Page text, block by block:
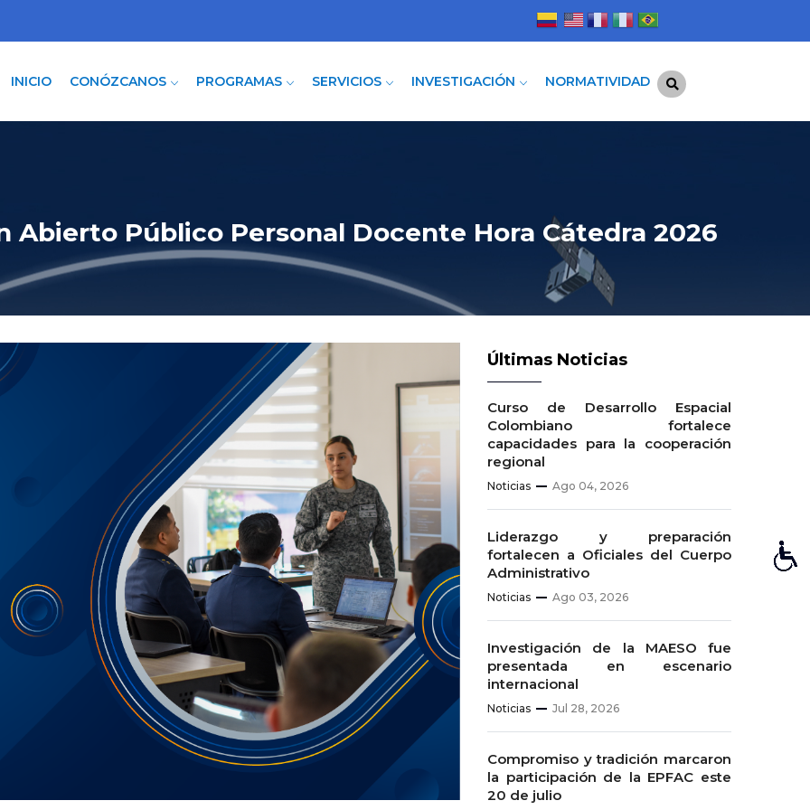
INICIO CONÓZCANOS PROGRAMAS SERVICIOS INVESTIGACIÓN NORMATIVIDAD
Abierto Público Personal Docente Hora Cátedra 2026
Últimas Noticias
Curso de Desarrollo Espacial
Colombiano fortalece
capacidades para la cooperación
regional
Noticias Ago 04, 2026
Liderazgo y preparación
fortalecen a Oficiales del Cuerpo
Administrativo
Noticias Ago 03, 2026
Investigación de la MAESO fue
presentada en escenario
internacional
Noticias Jul 28, 2026
Compromiso y tradición marcaron
la participación de la EPFAC este
20 de julio